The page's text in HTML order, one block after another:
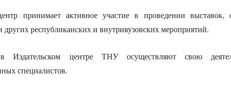
принимает активное участие в проведении выставок,
республиканских и внутривузовских мероприятий.
центре ТНУ осуществляют свою
специалистов.